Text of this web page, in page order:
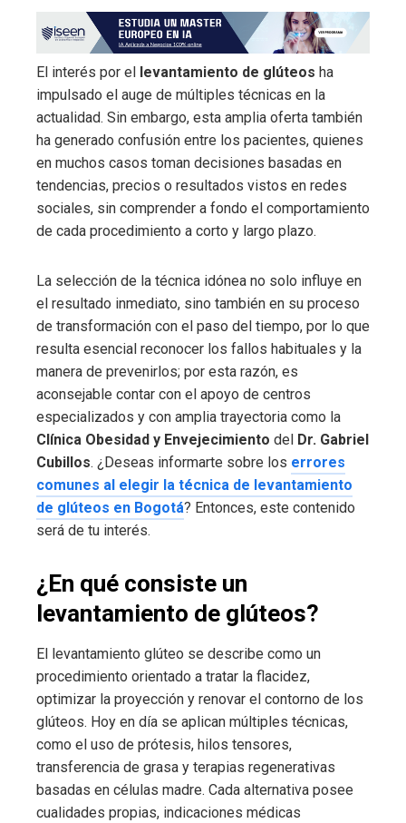
El interés por el levantamiento de glúteos ha
impulsado el auge de múltiples técnicas en la
actualidad. Sin embargo, esta amplia oferta también
ha generado confusión entre los pacientes, quienes
en muchos casos toman decisiones basadas en
tendencias, precios o resultados vistos en redes
sociales, sin comprender a fondo el comportamiento
de cada procedimiento a corto y largo plazo.
La selección de la técnica idónea no solo influye en
el resultado inmediato, sino también en su proceso
de transformación con el paso del tiempo, por lo que
resulta esencial reconocer los fallos habituales y la
manera de prevenirlos; por esta razón, es
aconsejable contar con el apoyo de centros
especializados y con amplia trayectoria como la
Clínica Obesidad y Envejecimiento del Dr. Gabriel
Cubillos. ¿Deseas informarte sobre los errores
comunes al elegir la técnica de levantamiento
de glúteos en Bogotá? Entonces, este contenido
será de tu interés.
¿En qué consiste un
levantamiento de glúteos?
El levantamiento glúteo se describe como un
procedimiento orientado a tratar la flacidez,
optimizar la proyección y renovar el contorno de los
glúteos. Hoy en día se aplican múltiples técnicas,
como el uso de prótesis, hilos tensores,
transferencia de grasa y terapias regenerativas
basadas en células madre. Cada alternativa posee
cualidades propias, indicaciones médicas